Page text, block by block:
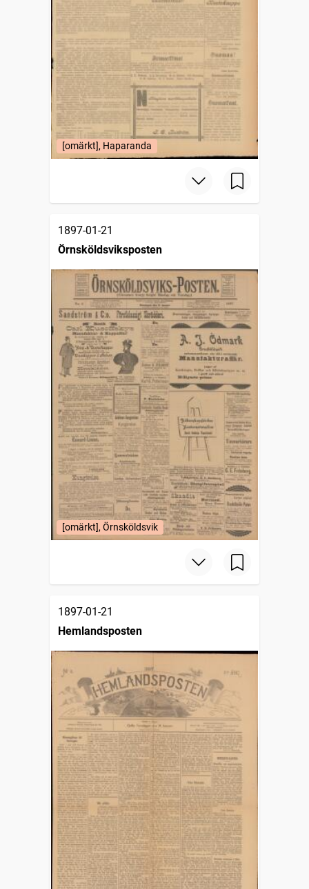
[omärkt], Haparanda
1897-01-21
Örnsköldsviksposten
[omärkt], Örnsköldsvik
1897-01-21
Hemlandsposten